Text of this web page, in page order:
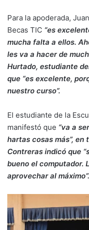
Para la apoderada,
Becas TIC “es
mucha falta a ellos.
les va a hacer de
Hurtado, estudiante
que “es excelente,
nuestro curso”.
El estudiante de la
manifestó que “va a
hartas cosas más”, en
Contreras indicó que
bueno el computador.
aprovechar al máximo”.